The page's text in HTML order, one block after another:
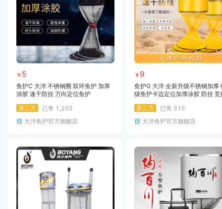
￥ 5
鱼护C 大洋 不锈钢圈 双环鱼护 加厚
涂胶 速干防挂 万向定位鱼护
第三方
已售 1,202
大洋鱼护官方旗舰店
￥ 9
鱼护G 大洋 全新升级不锈钢加厚
级鱼护卡边定位加厚涂胶 防挂 竞
第三方
已售 515
大洋鱼护官方旗舰店